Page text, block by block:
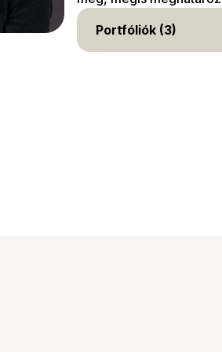
Portfóliók (3)